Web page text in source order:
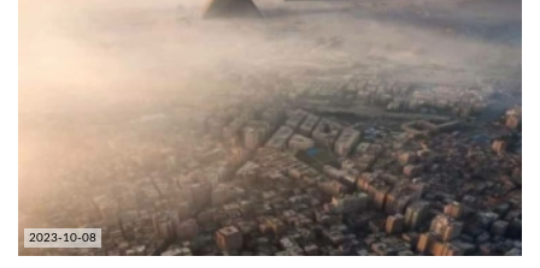
2023-10-08